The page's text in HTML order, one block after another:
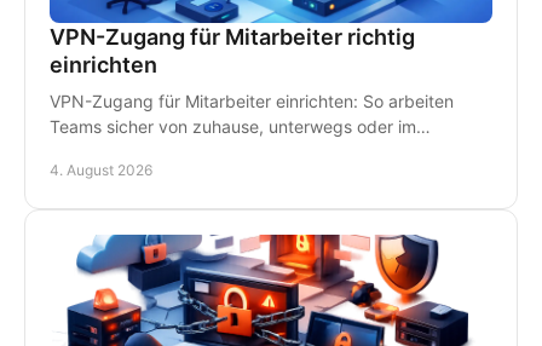
VPN-Zugang für Mitarbeiter richtig
einrichten
VPN-Zugang für Mitarbeiter einrichten: So arbeiten
Teams sicher von zuhause, unterwegs oder im
Support.
4. August 2026